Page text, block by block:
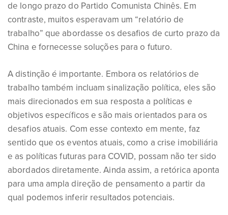
de longo prazo do Partido Comunista Chinês. Em
contraste, muitos esperavam um “relatório de
trabalho” que abordasse os desafios de curto prazo da
China e fornecesse soluções para o futuro.
A distinção é importante. Embora os relatórios de
trabalho também incluam sinalização política, eles são
mais direcionados em sua resposta a políticas e
objetivos específicos e são mais orientados para os
desafios atuais. Com esse contexto em mente, faz
sentido que os eventos atuais, como a crise imobiliária
e as políticas futuras para COVID, possam não ter sido
abordados diretamente. Ainda assim, a retórica aponta
para uma ampla direção de pensamento a partir da
qual podemos inferir resultados potenciais.